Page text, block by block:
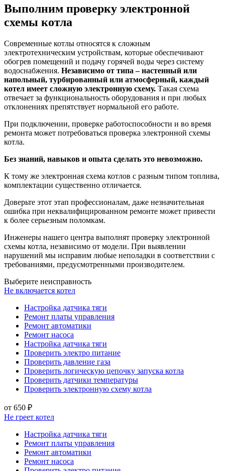
Выполним проверку электронной
схемы котла
Современные котлы относятся к сложным
электротехническим устройствам, которые обеспечивают
обогрев помещений и подачу горячей воды через систему
водоснабжения. Независимо от типа – настенный или
напольный, турбированный или атмосферный, каждый
котел имеет сложную электронную схему. Такая схема
отвечает за функциональность оборудования и при любых
отклонениях препятствует нормальной его работе.
При подключении, проверке работоспособности и во время
ремонта может потребоваться проверка электронной схемы
котла.
Без знаний, навыков и опыта сделать это невозможно.
К тому же электронная схема котлов с разным типом топлива,
комплектации существенно отличается.
Доверьте этот этап профессионалам, даже незначительная
ошибка при неквалифицированном ремонте может привести
к более серьезным поломкам.
Инженеры нашего центра выполнят проверку электронной
схемы котла, независимо от модели. При выявлении
нарушений мы исправим любые неполадки в соответствии с
требованиями, предусмотренными производителем.
Выберите неисправность
Не включается котел
Настройка датчика тяги
Ремонт платы управления
Ремонт автоматики
Ремонт насоса
Настройка датчика тяги
Проверить электро питание
Проверить давление газа
Проверить логическую цепочку запуска котла
Проверить датчики температуры
Проверить электронную схему котла
от 650 ₽
Не греет котел
Настройка датчика тяги
Ремонт платы управления
Ремонт автоматики
Ремонт насоса